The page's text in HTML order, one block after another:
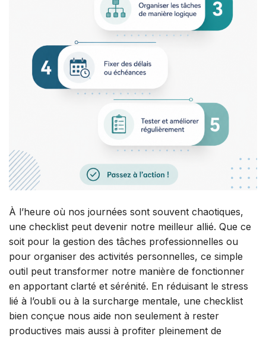
À l’heure où nos journées sont souvent chaotiques,
une checklist peut devenir notre meilleur allié. Que ce
soit pour la gestion des tâches professionnelles ou
pour organiser des activités personnelles, ce simple
outil peut transformer notre manière de fonctionner
en apportant clarté et sérénité. En réduisant le stress
lié à l’oubli ou à la surcharge mentale, une checklist
bien conçue nous aide non seulement à rester
productives mais aussi à profiter pleinement de